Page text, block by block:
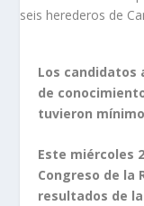
Los candidatos
de
tuvieron
Este miércoles
Congreso de la
resultados de